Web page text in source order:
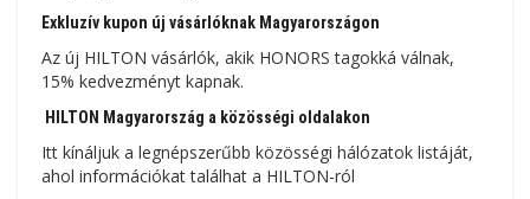
Exkluzív kupon új vásárlóknak Magyarországon
Az új HILTON vásárlók, akik HONORS tagokká válnak,
15% kedvezményt kapnak.
HILTON Magyarország a közösségi oldalakon
Itt kínáljuk a legnépszerűbb közösségi hálózatok listáját,
ahol információkat találhat a HILTON-ról